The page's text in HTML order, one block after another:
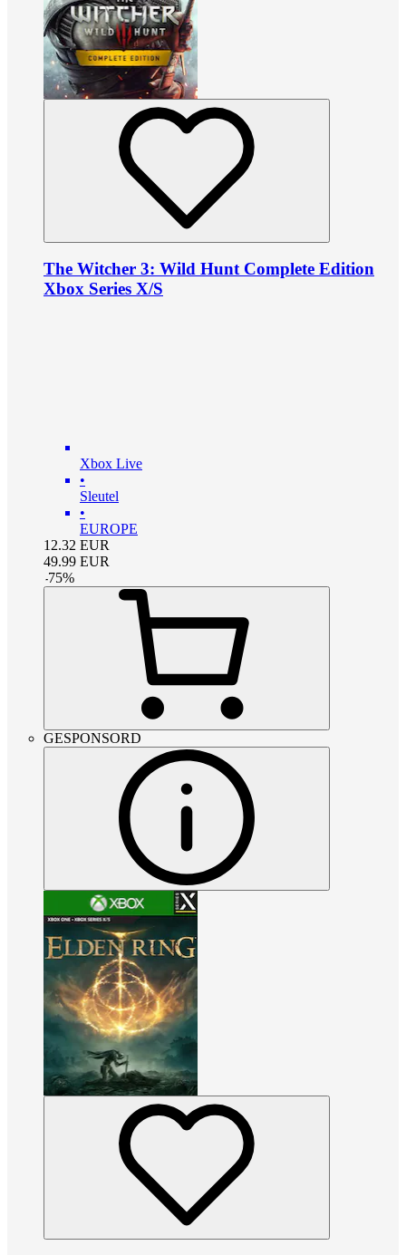
The Witcher 3: Wild Hunt Complete Edition
Xbox Series X/S
Xbox Live
•
Sleutel
•
EUROPE
12.32 EUR
49.99 EUR
-75%
GESPONSORD